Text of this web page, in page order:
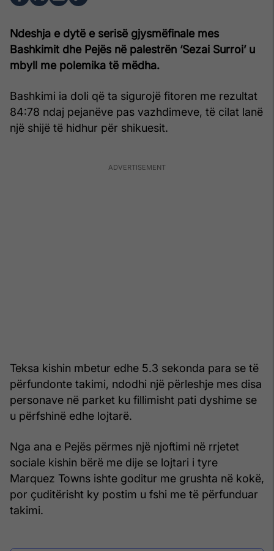
Ndeshja e dytë e serisë gjysmëfinale mes
Bashkimit dhe Pejës në palestrën ‘Sezai Surroi’ u
mbyll me polemika të mëdha.
Bashkimi ia doli që ta sigurojë fitoren me rezultat
84:78 ndaj pejanëve pas vazhdimeve, të cilat lanë
një shijë të hidhur për shikuesit.
Teksa kishin mbetur edhe 5.3 sekonda para se të
përfundonte takimi, ndodhi një përleshje mes disa
personave në parket ku fillimisht pati dyshime se
u përfshinë edhe lojtarë.
Nga ana e Pejës përmes një njoftimi në rrjetet
sociale kishin bërë me dije se lojtari i tyre
Marquez Towns ishte goditur me grushta në kokë,
por çuditërisht ky postim u fshi me të përfunduar
takimi.